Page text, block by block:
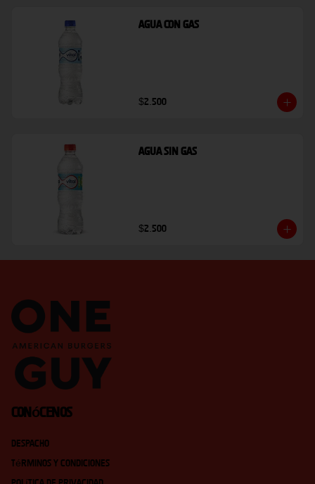
Agua Con Gas
$2.500
Agua Sin Gas
$2.500
Conócenos
Despacho
Términos y condiciones